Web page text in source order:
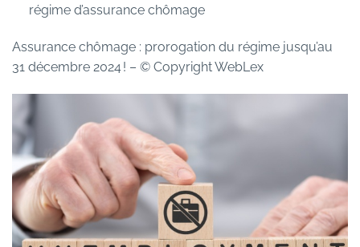
régime d’assurance chômage
Assurance chômage : prorogation du régime jusqu’au
31 décembre 2024 ! – © Copyright WebLex